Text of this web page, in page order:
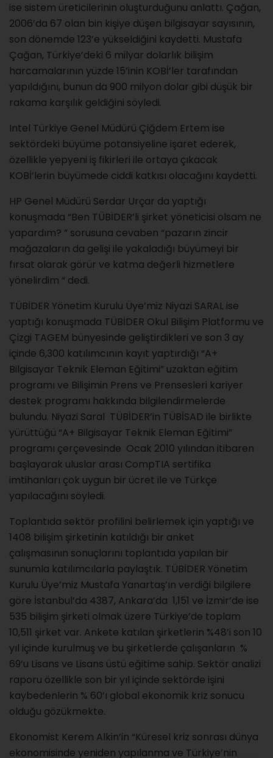
ise sistem üreticilerinin oluşturduğunu anlattı. Çağan,
2006’da 67 olan bin kişiye düşen bilgisayar sayısının,
son dönemde 123’e yükseldiğini kaydetti. Mustafa
Çağan, Türkiye’deki 6 milyar dolarlık bilişim
harcamalarının yüzde 15’inin KOBİ’ler tarafından
yapıldığını, bunun da 900 milyon dolar gibi düşük bir
rakama karşılık geldiğini söyledi.
Intel Türkiye Genel Müdürü Çiğdem Ertem ise
sektördeki büyüme potansiyeline işaret ederek,
özellikle yepyeni iş fikirleri ile ortaya çıkacak
KOBİ’lerin büyümede ciddi katkısı olacağını kaydetti.
HP Genel Müdürü Serdar Urçar da yaptığı
konuşmada “Ben TÜBİDER’li şirket yöneticisi olsam ne
yapardım? ” sorusuna cevaben “pazarın zincir
mağazaların da gelişi ile yakaladığı büyümeyi bir
fırsat olarak görür ve katma değerli hizmetlere
yönelirdim “ dedi.
TÜBİDER Yönetim Kurulu Üye’miz Niyazi SARAL ise
yaptığı konuşmada TÜBİDER Okul Bilişim Platformu ve
Çizgi TAGEM bünyesinde geliştirdikleri ve son 3 ay
içinde 6,300 katılımcının kayıt yaptırdığı “A+
Bilgisayar Teknik Eleman Eğitimi” uzaktan eğitim
programı ve Bilişimin Prens ve Prensesleri kariyer
destek programı hakkında bilgilendirmelerde
bulundu. Niyazi Saral TÜBİDER’in TÜBİSAD ile birlikte
yürüttüğü “A+ Bilgisayar Teknik Eleman Eğitimi”
programı çerçevesinde Ocak 2010 yılından itibaren
başlayarak uluslar arası CompTIA sertifika
imtihanları çok uygun bir ücret ile ve Türkçe
yapılacağını söyledi.
Toplantıda sektör profilini belirlemek için yaptığı ve
1408 bilişim şirketinin katıldığı bir anket
çalışmasının sonuçlarını toplantıda yapılan bir
sunumla katılımcılarla paylaştık. TÜBİDER Yönetim
Kurulu Üye’miz Mustafa Yanartaş’ın verdiği bilgilere
göre İstanbul’da 4387, Ankara’da 1,151 ve İzmir’de ise
535 bilişim şirketi olmak üzere Türkiye’de toplam
10,511 şirket var. Ankete katılan şirketlerin %48’i son 10
yıl içinde kurulmuş ve bu şirketlerde çalışanların %
69’u Lisans ve Lisans üstü eğitime sahip. Sektör analizi
raporu özellikle son bir yıl içinde sektörde işini
kaybedenlerin % 60’ı global ekonomik kriz sonucu
olduğu gözükmekte.
Ekonomist Kerem Alkin’in “Küresel kriz sonrası dünya
ekonomisinde yeniden yapılanma ve Türkiye’nin